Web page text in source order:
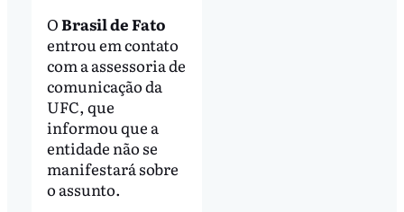
OBrasil de Fato
entrou em contato
com a assessoria de
comunicação da
UFC, que
informou que a
entidade não se
manifestará sobre
o assunto.